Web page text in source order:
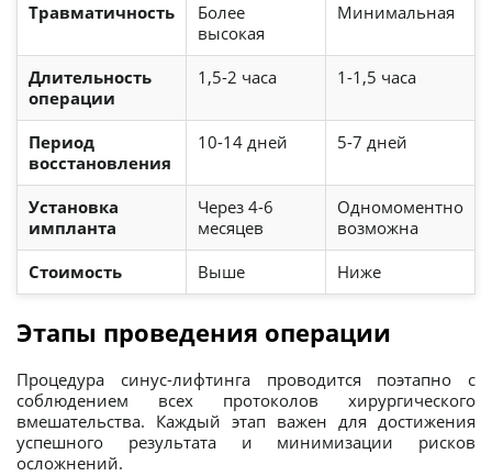
Травматичность
Более
высокая
Минимальная
Длительность
операции
1,5-2 часа 1-1,5 часа
Период
восстановления
10-14 дней 5-7 дней
Установка
импланта
Через 4-6
месяцев
Одномоментно
возможна
Стоимость
Выше Ниже
Этапы проведения операции
Процедура синус-лифтинга проводится поэтапно с
соблюдением всех протоколов хирургического
вмешательства. Каждый этап важен для достижения
успешного результата и минимизации рисков
осложнений.